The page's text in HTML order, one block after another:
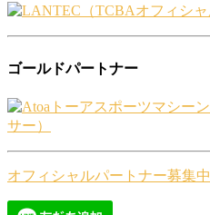
ゴールドパートナー
オフィシャルパートナー募集中